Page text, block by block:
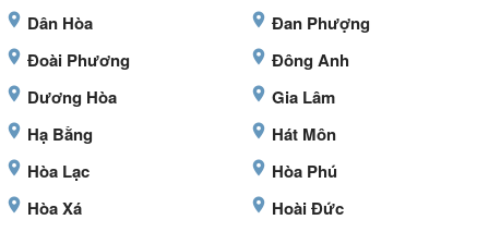
Dân Hòa
Đan Phượng
Đoài Phương
Đông Anh
Dương Hòa
Gia Lâm
Hạ Bằng
Hát Môn
Hòa Lạc
Hòa Phú
Hòa Xá
Hoài Đức